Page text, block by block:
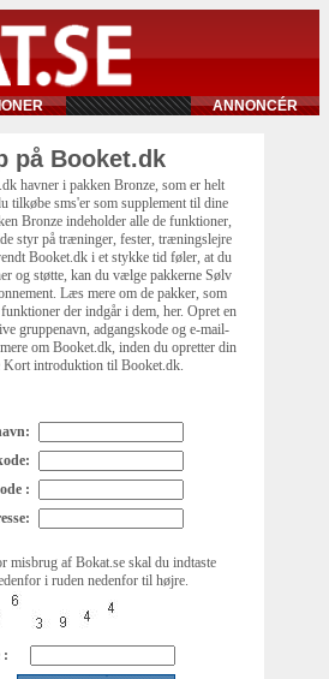
ANNONCÉR
på Booket.dk
havner i pakken Bronze, som er helt
tilkøbe sms'er som supplement til dine
Bronze indeholder alle de funktioner,
styr på træninger, fester, træningslejre
Booket.dk i et stykke tid føler, at du
og støtte, kan du vælge pakkerne Sølv
Læs mere om de pakker, som
der indgår i dem, her. Opret en
gruppenavn, adgangskode og e-mail-
om Booket.dk, inden du opretter din
Kort introduktion til Booket.dk.
:
misbrug af Bokat.se skal du indtaste
i ruden nedenfor til højre.
: